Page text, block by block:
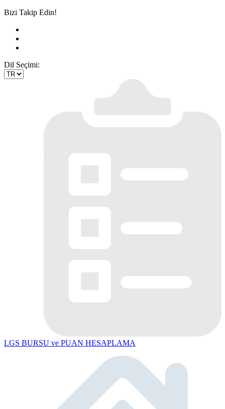
Bizi Takip Edin!
Dil Seçimi:
LGS BURSU ve PUAN HESAPLAMA